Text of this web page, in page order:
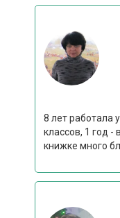
8 лет работала
классов, 1 год -
книжке много